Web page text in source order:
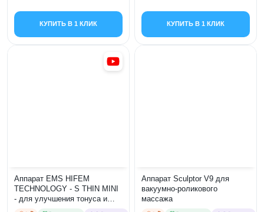
КУПИТЬ В 1 КЛИК КУПИТЬ В 1 КЛИК
Аппарат EMS HIFEM
TECHNOLOGY - S THIN MINI
- для улучшения тонуса и
Аппарат Sculptor V9 для
вакуумно-роликового
массажа